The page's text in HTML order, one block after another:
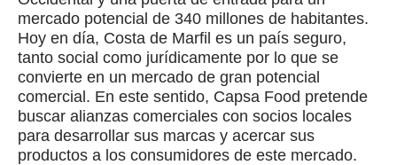
mercado potencial de 340 millones de habitantes.
Hoy en día, Costa de Marfil es un país seguro,
tanto social como jurídicamente por lo que se
convierte en un mercado de gran potencial
comercial. En este sentido, Capsa Food pretende
buscar alianzas comerciales con socios locales
para desarrollar sus marcas y acercar sus
productos a los consumidores de este mercado.